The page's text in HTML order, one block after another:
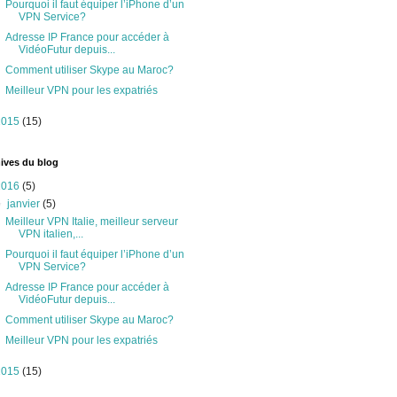
Pourquoi il faut équiper l’iPhone d’un
VPN Service?
Adresse IP France pour accéder à
VidéoFutur depuis...
Comment utiliser Skype au Maroc?
Meilleur VPN pour les expatriés
(15)
du blog
(5)
janvier(5)
Meilleur VPN Italie, meilleur serveur
VPN italien,...
Pourquoi il faut équiper l’iPhone d’un
VPN Service?
Adresse IP France pour accéder à
VidéoFutur depuis...
Comment utiliser Skype au Maroc?
Meilleur VPN pour les expatriés
(15)